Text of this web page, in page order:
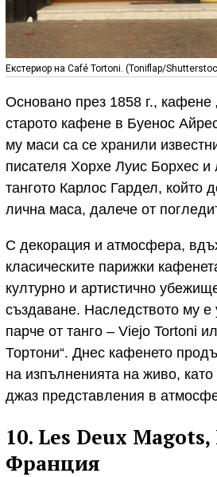
Екстериор на Café Tortoni. (Toniflap/
Основано през 1858 г., кафене
старото кафене в Буенос
му маси са се хранили
писателя Хорхе Луис Борхес и
тангото Карлос Гардел, който
лична маса, далече от
С декорация и атмосфера,
класическите парижки
културно и артистично
създаване. Наследството му е
парче от танго – Viejo Tortoni
Тортони“. Днес кафенето
на изпълненията на живо, като
джаз представления в
10. Les Deux
Франция